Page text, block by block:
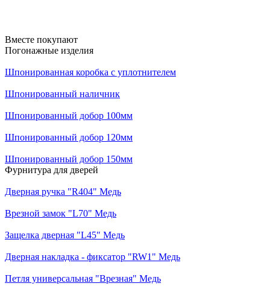
Вместе покупают
Погонажные изделия
Шпонированная коробка с уплотнителем
Шпонированный наличник
Шпонированный добор 100мм
Шпонированный добор 120мм
Шпонированный добор 150мм
Фурнитура для дверей
Дверная ручка "R404" Медь
Врезной замок "L70" Медь
Защелка дверная "L45" Медь
Дверная накладка - фиксатор "RW1" Медь
Петля универсальная "Врезная" Медь